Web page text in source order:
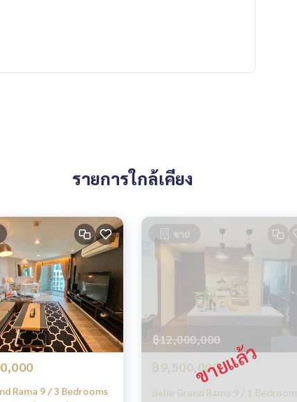
รายการใกล้เคียง
Rama 9 / 3 Bedrooms
ขาย
฿12,000,000
฿9,500,000
Belle Grand Rama 9 / 1 Bedroom